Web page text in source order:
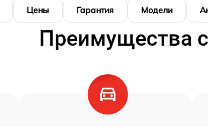
Цены Гарантия Модели
Преимущества